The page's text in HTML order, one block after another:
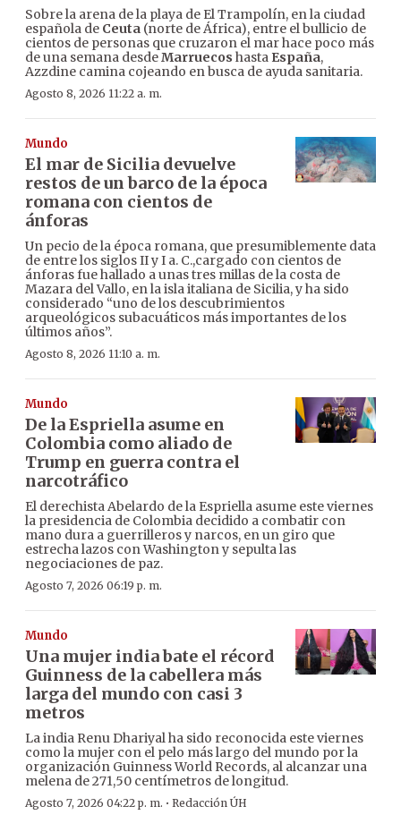
Sobre la arena de la playa de El Trampolín, en la ciudad
española de Ceuta (norte de África), entre el bullicio de
cientos de personas que cruzaron el mar hace poco más
de una semana desdeMarruecos hasta España,
Azzdine camina cojeando en busca de ayuda sanitaria.
Agosto 8, 2026 11:22 a. m.
Mundo
El mar de Sicilia devuelve
restos de un barco de la época
romana con cientos de
ánforas
Un pecio de la época romana, que presumiblemente data
de entre los siglos II y I a. C.,cargado con cientos de
ánforas fue hallado a unas tres millas de la costa de
Mazara del Vallo, en la isla italiana de Sicilia, y ha sido
considerado “uno de los descubrimientos
arqueológicos subacuáticos más importantes de los
últimos años”.
Agosto 8, 2026 11:10 a. m.
Mundo
De la Espriella asume en
Colombia como aliado de
Trump en guerra contra el
narcotráfico
El derechista Abelardo de la Espriella asume este viernes
la presidencia de Colombia decidido a combatir con
mano dura a guerrilleros y narcos, en un giro que
estrecha lazos con Washington y sepulta las
negociaciones de paz.
Agosto 7, 2026 06:19 p. m.
Mundo
Una mujer india bate el récord
Guinness de la cabellera más
larga del mundo con casi 3
metros
La india Renu Dhariyal ha sido reconocida este viernes
como la mujer con el pelo más largo del mundo por la
organización Guinness World Records, al alcanzar una
melena de 271,50 centímetros de longitud.
Agosto 7, 2026 04:22 p. m. · Redacción ÚH